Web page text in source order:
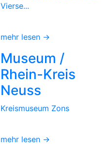
Vierse...
mehr lesen →
Museum /
Rhein-Kreis
Neuss
Kreismuseum Zons
mehr lesen →